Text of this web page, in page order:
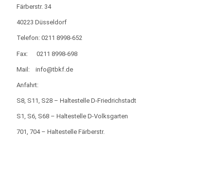
Färberstr. 34
40223 Düsseldorf
Telefon: 0211 8998-652
Fax: 0211 8998-698
Mail: info@tbkf.de
Anfahrt:
S8, S11, S28 – Haltestelle D-Friedrichstadt
S1, S6, S68 – Haltestelle D-Volksgarten
701, 704 – Haltestelle Färberstr.